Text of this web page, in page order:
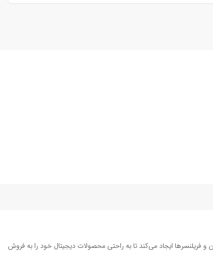
فریلنسرها ایجاد می‌کند تا به راحتی محصولات دیجیتال خود را به فروش